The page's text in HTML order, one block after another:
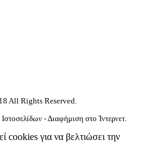
All Rights Reserved.
- Διαφήμιση στο Ίντερνετ.
cookies για να βελτιώσει την